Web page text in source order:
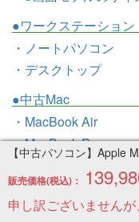
【中古パソコン】Apple
販売価格(税込)：
申し訳ございませんが
●ワークステーション
・ノートパソコン
・デスクトップ
●中古Mac
・MacBook Air
・MacBook Pro
・MacBook
・iMac
・Mac mini